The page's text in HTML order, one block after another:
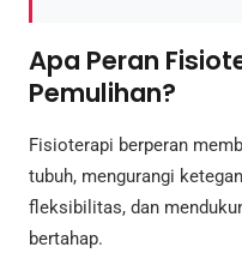
Apa Peran
Pemulihan?
Fisioterapi berperan
tubuh, mengurangi
fleksibilitas, dan
bertahap.